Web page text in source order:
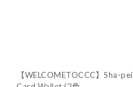
【WELCOMETOCCC】Sha-pei